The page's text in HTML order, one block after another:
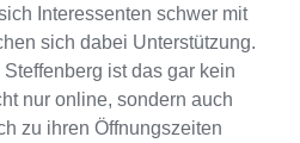
Interessenten schwer mit
sich dabei Unterstützung.
ist das gar kein
nur online, sondern auch
zu ihren Öffnungszeiten